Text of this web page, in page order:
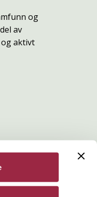
og
av
aktivt